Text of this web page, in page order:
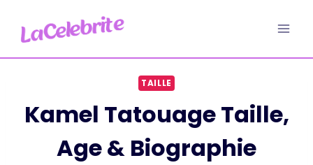
contenu
TAILLE
Kamel Tatouage Taille,
Age & Biographie